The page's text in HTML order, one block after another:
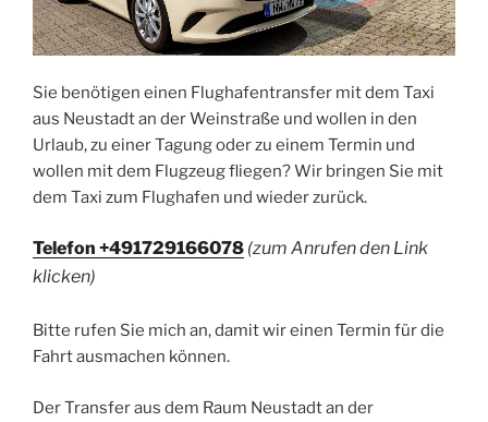
Sie benötigen einen Flughafentransfer mit dem Taxi
aus Neustadt an der Weinstraße und wollen in den
Urlaub, zu einer Tagung oder zu einem Termin und
wollen mit dem Flugzeug fliegen? Wir bringen Sie mit
dem Taxi zum Flughafen und wieder zurück.
Telefon +491729166078 (zum Anrufen den Link
klicken)
Bitte rufen Sie mich an, damit wir einen Termin für die
Fahrt ausmachen können.
Der Transfer aus dem Raum Neustadt an der